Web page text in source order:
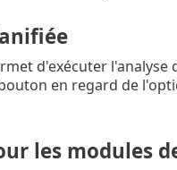
d'exécuter
en regard de
les modules